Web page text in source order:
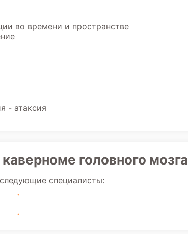
во времени и пространстве
- атаксия
головного мозга
специалисты: